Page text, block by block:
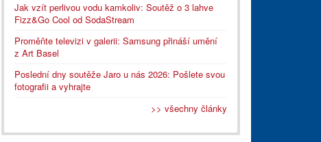
Jak vzít perlivou vodu kamkoliv: Soutěž o 3 lahve
Fizz&Go Cool od SodaStream
Proměňte televizi v galerii: Samsung přináší umění
z Art Basel
Poslední dny soutěže Jaro u nás 2026: Pošlete svou
fotografii a vyhrajte
>> všechny články